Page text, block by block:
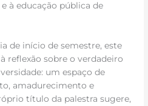
à educação pública de
de início de semestre, este
reflexão sobre o verdadeiro
um espaço de
amadurecimento e
título da palestra sugere,